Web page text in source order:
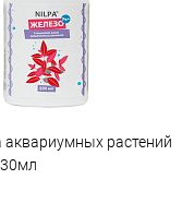
аквариумных растений